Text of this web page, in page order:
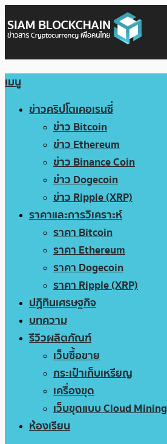
เมนู
ข่าวคริปโตเคอเรนซี่
ข่าว Bitcoin
ข่าว Ethereum
ข่าว Binance Coin
ข่าว Dogecoin
ข่าว Ripple (XRP)
ราคาและการวิเคราะห์
ราคา Bitcoin
ราคา Ethereum
ราคา Dogecoin
ราคา Ripple (XRP)
ปฏิทินเศรษฐกิจ
บทความ
รีวิวผลิตภัณฑ์
เว็บซื้อขาย
กระเป๋าเก็บเหรียญ
เครื่องขุด
เว็บขุดแบบ Cloud Mining
ห้องเรียน